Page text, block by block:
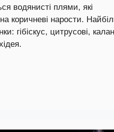
водянисті плями, які
коричневі нарости.
гібіскус, цитрусові,